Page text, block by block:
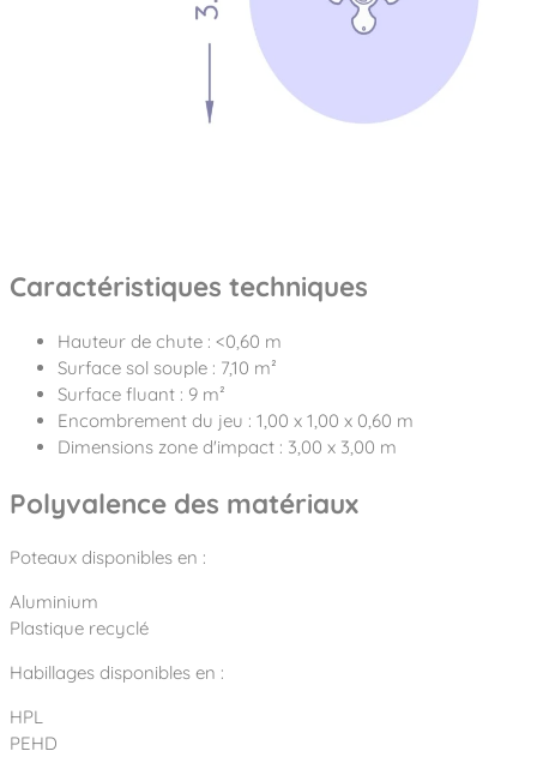
Caractéristiques techniques
Hauteur de chute : <0,60 m
Surface sol souple : 7,10 m²
Surface fluant : 9 m²
Encombrement du jeu : 1,00 x 1,00 x 0,60 m
Dimensions zone d'impact : 3,00 x 3,00 m
Polyvalence des matériaux
Poteaux disponibles en :
Aluminium
Plastique recyclé
Habillages disponibles en :
HPL
PEHD